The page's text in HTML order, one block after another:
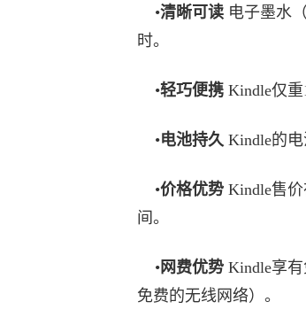
•清晰可读电子墨水
时。
•轻巧便携Kindle仅重
•电池持久Kindle的电
•价格优势Kindle售价
间。
•网费优势Kindle享有
免费的无线网络）。